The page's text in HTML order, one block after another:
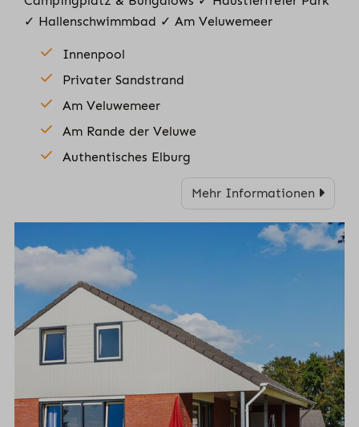
✓ Hallenschwimmbad ✓ Am Veluwemeer
Innenpool
Privater Sandstrand
Am Veluwemeer
Am Rande der Veluwe
Authentisches Elburg
Mehr Informationen